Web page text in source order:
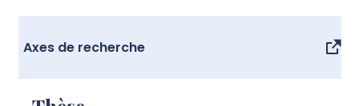
Axes de recherche